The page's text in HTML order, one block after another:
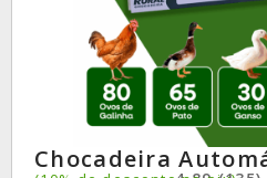
Chocadeira